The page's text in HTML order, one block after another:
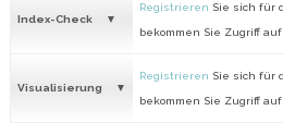
Index-Check
Registrieren Sie sich für
bekommen Sie Zugriff auf
Visualisierung
Registrieren Sie sich für
bekommen Sie Zugriff auf